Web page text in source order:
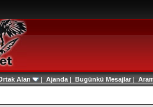
Alan | Ajanda | Bugünkü Mesajlar|